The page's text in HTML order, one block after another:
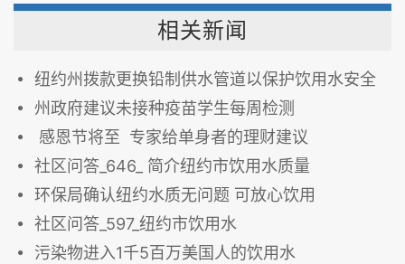
相关新闻
纽约州拨款更换铅制供水管道以保护饮用水安全
州政府建议未接种疫苗学生每周检测
感恩节将至 专家给单身者的理财建议
社区问答_646_ 简介纽约市饮用水质量
环保局确认纽约水质无问题 可放心饮用
社区问答_597_纽约市饮用水
污染物进入1千5百万美国人的饮用水